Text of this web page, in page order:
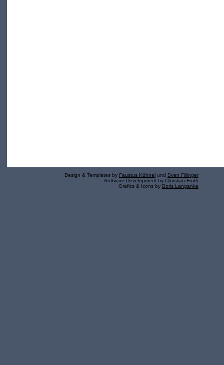
Design & Templates by Faustus Kühnel und Sven Fillinger
Software Development by Christian Fruth
Grafics & Icons by Boris Langanke